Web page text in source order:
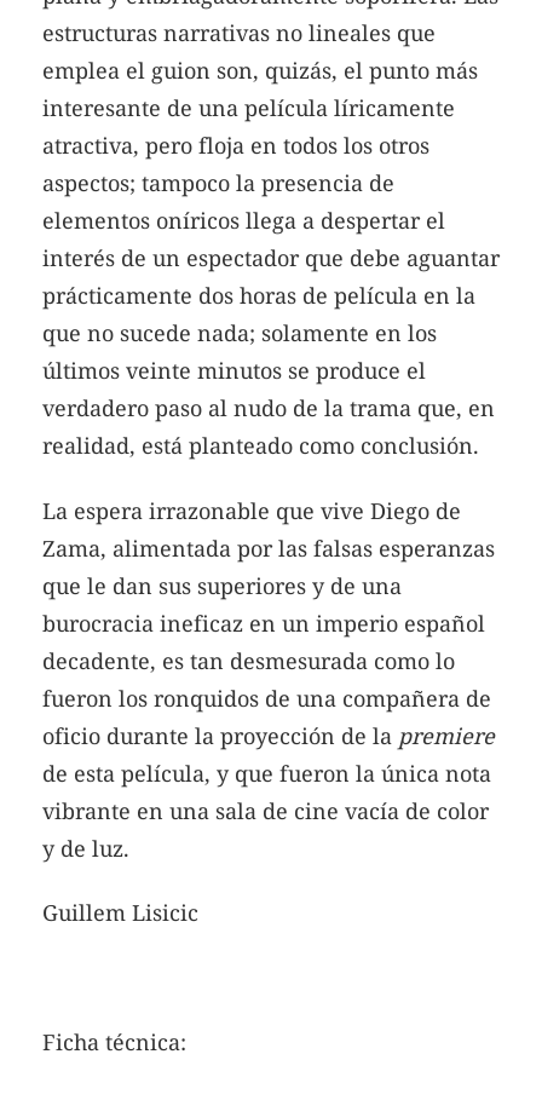
estructuras narrativas no lineales que
emplea el guion son, quizás, el punto más
interesante de una película líricamente
atractiva, pero floja en todos los otros
aspectos; tampoco la presencia de
elementos oníricos llega a despertar el
interés de un espectador que debe aguantar
prácticamente dos horas de película en la
que no sucede nada; solamente en los
últimos veinte minutos se produce el
verdadero paso al nudo de la trama que, en
realidad, está planteado como conclusión.
La espera irrazonable que vive Diego de
Zama, alimentada por las falsas esperanzas
que le dan sus superiores y de una
burocracia ineficaz en un imperio español
decadente, es tan desmesurada como lo
fueron los ronquidos de una compañera de
oficio durante la proyección de la premiere
de esta película, y que fueron la única nota
vibrante en una sala de cine vacía de color
y de luz.
Guillem Lisicic
Ficha técnica: